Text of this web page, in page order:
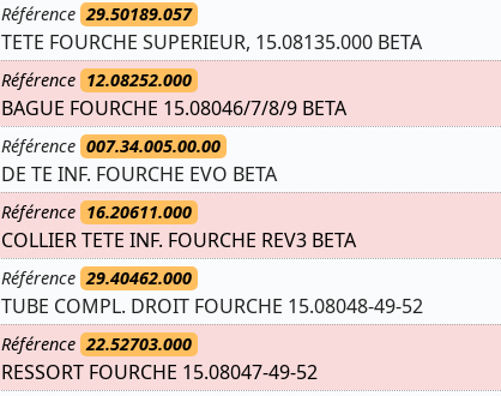
Référence 29.50189.057
TETE FOURCHE SUPERIEUR, 15.08135.000 BETA
Référence 12.08252.000
BAGUE FOURCHE 15.08046/7/8/9 BETA
Référence 007.34.005.00.00
DE TE INF. FOURCHE EVO BETA
Référence 16.20611.000
COLLIER TETE INF. FOURCHE REV3 BETA
Référence 29.40462.000
TUBE COMPL. DROIT FOURCHE 15.08048-49-52
Référence 22.52703.000
RESSORT FOURCHE 15.08047-49-52